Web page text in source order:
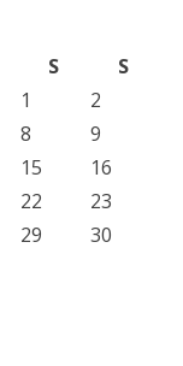
S
S
1
2
8
9
15
16
22
23
29
30